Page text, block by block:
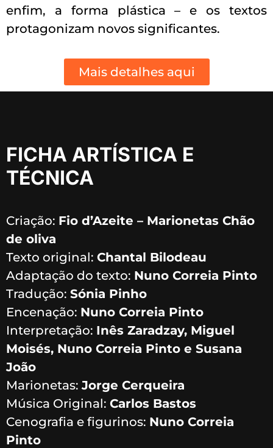
enfim, a forma plástica – e os textos
protagonizam novos significantes.
Mais detalhes aqui
FICHA ARTÍSTICA E
TÉCNICA
Criação: Fio d’Azeite – Marionetas Chão
de oliva
Texto original: Chantal Bilodeau
Adaptação do texto: Nuno Correia Pinto
Tradução: Sónia Pinho
Encenação: Nuno Correia Pinto
Interpretação: Inês Zaradzay, Miguel
Moisés, Nuno Correia Pinto e Susana
João
Marionetas: Jorge Cerqueira
Música Original: Carlos Bastos
Cenografia e figurinos: Nuno Correia
Pinto